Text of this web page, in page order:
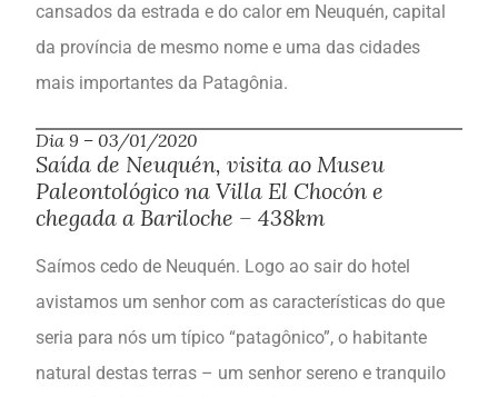
cansados da estrada e do calor em Neuquén, capital
da província de mesmo nome e uma das cidades
mais importantes da Patagônia.
Dia 9 – 03/01/2020
Saída de Neuquén, visita ao Museu
Paleontológico na Villa El Chocón e
chegada a Bariloche – 438km
Saímos cedo de Neuquén. Logo ao sair do hotel
avistamos um senhor com as características do que
seria para nós um típico “patagônico”, o habitante
natural destas terras – um senhor sereno e tranquilo